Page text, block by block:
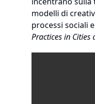
modelli di
processi sociali
Practices in Cities